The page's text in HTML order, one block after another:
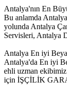
Antalya'nın En
Bu anlamda
yolunda Antalya
Servisleri, Antalya
Antalya En iyi
Antalya'da En iyi
ehli uzman
için İŞÇİLİK